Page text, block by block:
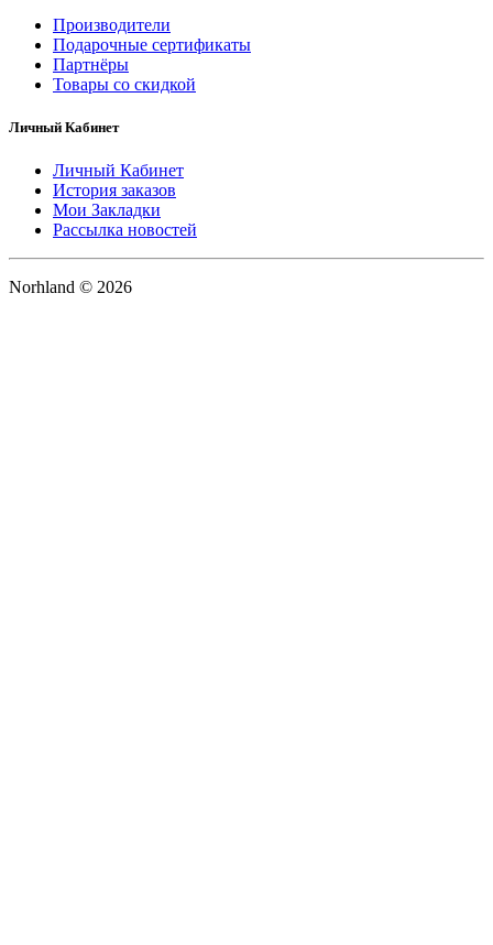
Производители
Подарочные сертификаты
Партнёры
Товары со скидкой
Личный Кабинет
Личный Кабинет
История заказов
Мои Закладки
Рассылка новостей
Norhland © 2026